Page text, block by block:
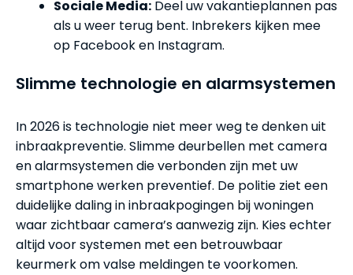
Sociale Media: Deel uw vakantieplannen pas
als u weer terug bent. Inbrekers kijken mee
op Facebook en Instagram.
Slimme technologie en alarmsystemen
In 2026 is technologie niet meer weg te denken uit
inbraakpreventie. Slimme deurbellen met camera
en alarmsystemen die verbonden zijn met uw
smartphone werken preventief. De politie ziet een
duidelijke daling in inbraakpogingen bij woningen
waar zichtbaar camera’s aanwezig zijn. Kies echter
altijd voor systemen met een betrouwbaar
keurmerk om valse meldingen te voorkomen.